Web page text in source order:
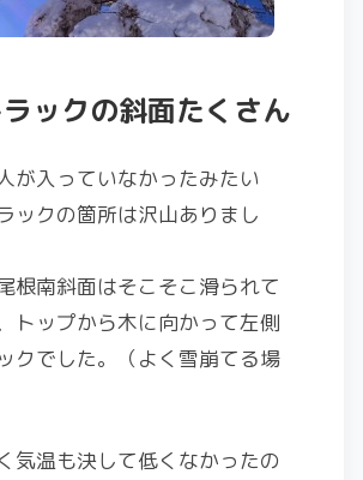
ックの斜面たくさん
が入っていなかったみたい
ックの箇所は沢山ありまし
根南斜面はそこそこ滑られて
トップから木に向かって左側
クでした。（よく雪崩てる場
気温も決して低くなかったの